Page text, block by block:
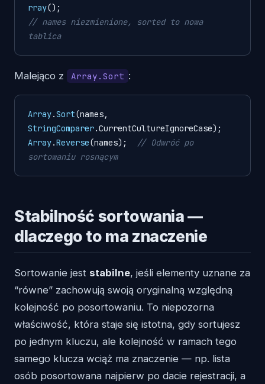
rray
// names niezmienione, sorted to nowa
tablica
Malejąco z Array.Sort :
Array.Sort
StringComparer.CurrentCultureIgnoreCase
Array.Reverse(names);
// Odwróć po
sortowaniu rosnącym
Stabilność sortowania —
dlaczego to ma znaczenie
Sortowanie jest stabilne, jeśli elementy uznane za
“równe” zachowują swoją oryginalną względną
kolejność po posortowaniu. To niepozorna
właściwość, która staje się istotna, gdy sortujesz
po jednym kluczu, ale kolejność w ramach tego
samego klucza wciąż ma znaczenie — np. lista
osób posortowana najpierw po dacie rejestracji, a